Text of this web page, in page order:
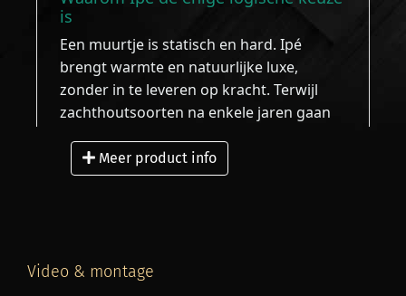
is
Een muurtje is statisch en hard. Ipé
brengt warmte en natuurlijke luxe,
zonder in te leveren op kracht. Terwijl
zachthoutsoorten na enkele jaren gaan
met de steen, blijft Ipé decennialang
stabiel en vormvast.
dankzij ons clipsysteem.
Waardevermeerdering:
Meer product info
Video & montage